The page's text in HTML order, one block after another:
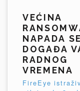
VEĆINA
NAPADA SE
DOGAĐA
RADNOG
VREMENA
FireEye